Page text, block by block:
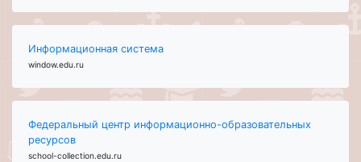
Информационная система
window.edu.ru
Федеральный центр информационно-образовательных
ресурсов
school-collection.edu.ru